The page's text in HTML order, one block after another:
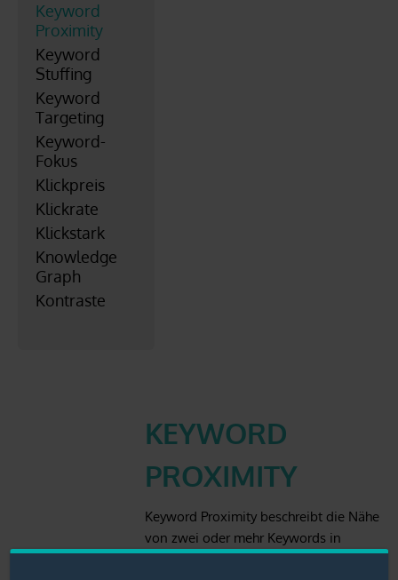
Keyword
Proximity
Keyword
Stuffing
Keyword
Targeting
Keyword-
Fokus
Klickpreis
Klickrate
Klickstark
Knowledge
Graph
Kontraste
KEYWORD
PROXIMITY
Keyword Proximity beschreibt die Nähe
von zwei oder mehr Keywords in
einem Text zueinander.